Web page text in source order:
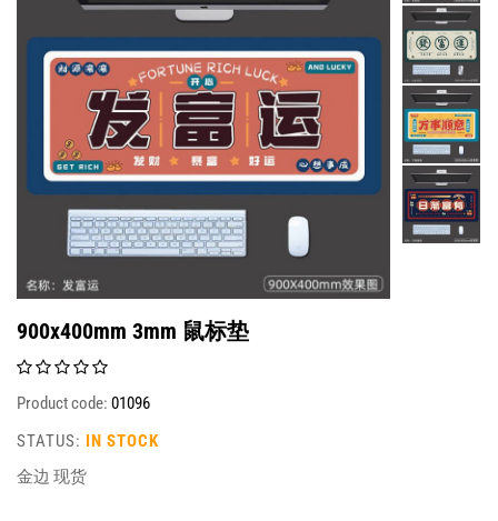
900x400mm 3mm 鼠标垫
Product code: 01096
STATUS: IN STOCK
金边 现货